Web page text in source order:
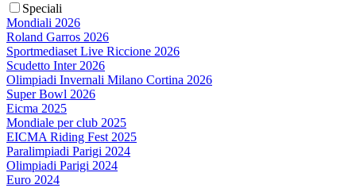
Speciali
Mondiali 2026
Roland Garros 2026
Sportmediaset Live Riccione 2026
Scudetto Inter 2026
Olimpiadi Invernali Milano Cortina 2026
Super Bowl 2026
Eicma 2025
Mondiale per club 2025
EICMA Riding Fest 2025
Paralimpiadi Parigi 2024
Olimpiadi Parigi 2024
Euro 2024